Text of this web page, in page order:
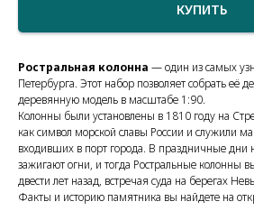
КУПИТЬ
Ростральная колонна — один из самых
Петербурга. Этот набор позволяет собрать её
деревянную модель в масштабе 1:90.
Колонны были установлены в 1810 году на
как символ морской славы России и служили
входивших в порт города. В праздничные дни
зажигают огни, и тогда Ростральные колонны
двести лет назад, встречая суда на берегах
Факты и историю памятника вы найдете на